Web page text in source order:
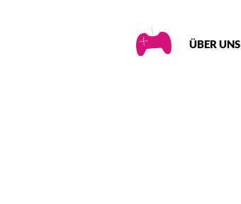
Creative
Gaming
ÜBER UNS